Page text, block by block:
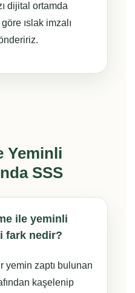
dijital ortamda
ıslak imzalı
Yeminli
SSS
ile yeminli
fark nedir?
yemin zaptı bulunan
kaşelenip